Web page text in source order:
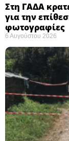
Στη ΓΑΔΑ
για την
φωτογραφίες
6 Αυγούστου 2026